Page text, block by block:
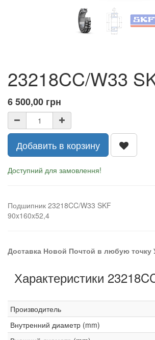
23218CC/W33
6 500,00 грн
Добавить в корзину
Доступний для замовлення!
Подшипник 23218CC/W33 SKF
90x160x52,4
Доставка Новой Почтой в любую точку
Характеристики
Производитель
Внутренний диаметр (mm)